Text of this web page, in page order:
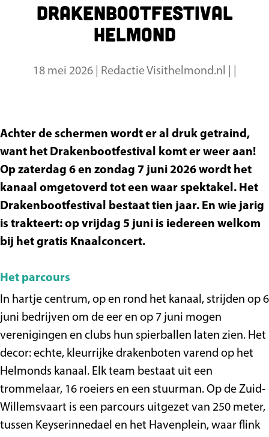
Drakenbootfestival
Helmond
18 mei 2026 Redactie Visithelmond.nl
Achter de schermen wordt er al druk getraind,
want het Drakenbootfestival komt er weer aan!
Op zaterdag 6 en zondag 7 juni 2026 wordt het
kanaal omgetoverd tot een waar spektakel. Het
Drakenbootfestival bestaat tien jaar. En wie jarig
is trakteert: op vrijdag 5 juni is iedereen welkom
bij het gratis Knaalconcert.
Het parcours
In hartje centrum, op en rond het kanaal, strijden op 6
juni bedrijven om de eer en op 7 juni mogen
verenigingen en clubs hun spierballen laten zien. Het
decor: echte, kleurrijke drakenboten varend op het
Helmonds kanaal. Elk team bestaat uit een
trommelaar, 16 roeiers en een stuurman. Op de Zuid-
Willemsvaart is een parcours uitgezet van 250 meter,
tussen Keyserinnedael en het Havenplein, waar flink